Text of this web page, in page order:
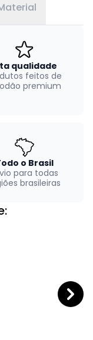
qualidade
feitos de
premium
o Brasil
para todas
brasileiras